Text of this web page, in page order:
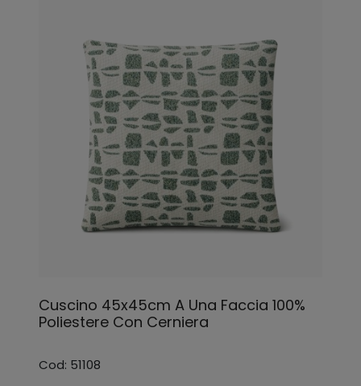
Cuscino 45x45cm A Una Faccia 100%
Poliestere Con Cerniera
Cod: 51108